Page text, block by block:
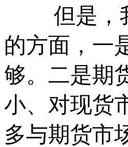
但是，我
的方面，一
够。二是期
小、对现货
多与期货市